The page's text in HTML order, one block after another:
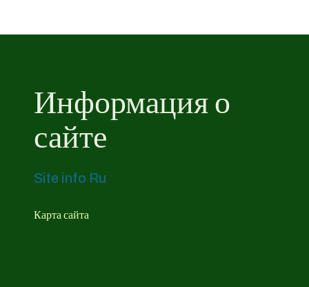
Информация о
сайте
Site info Ru
Карта сайта